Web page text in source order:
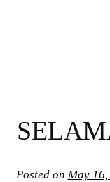
Posted on May